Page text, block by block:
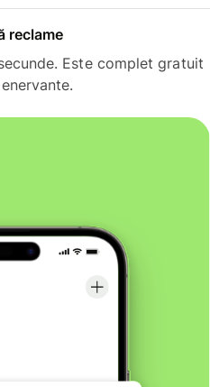
reclame
Este complet gratuit